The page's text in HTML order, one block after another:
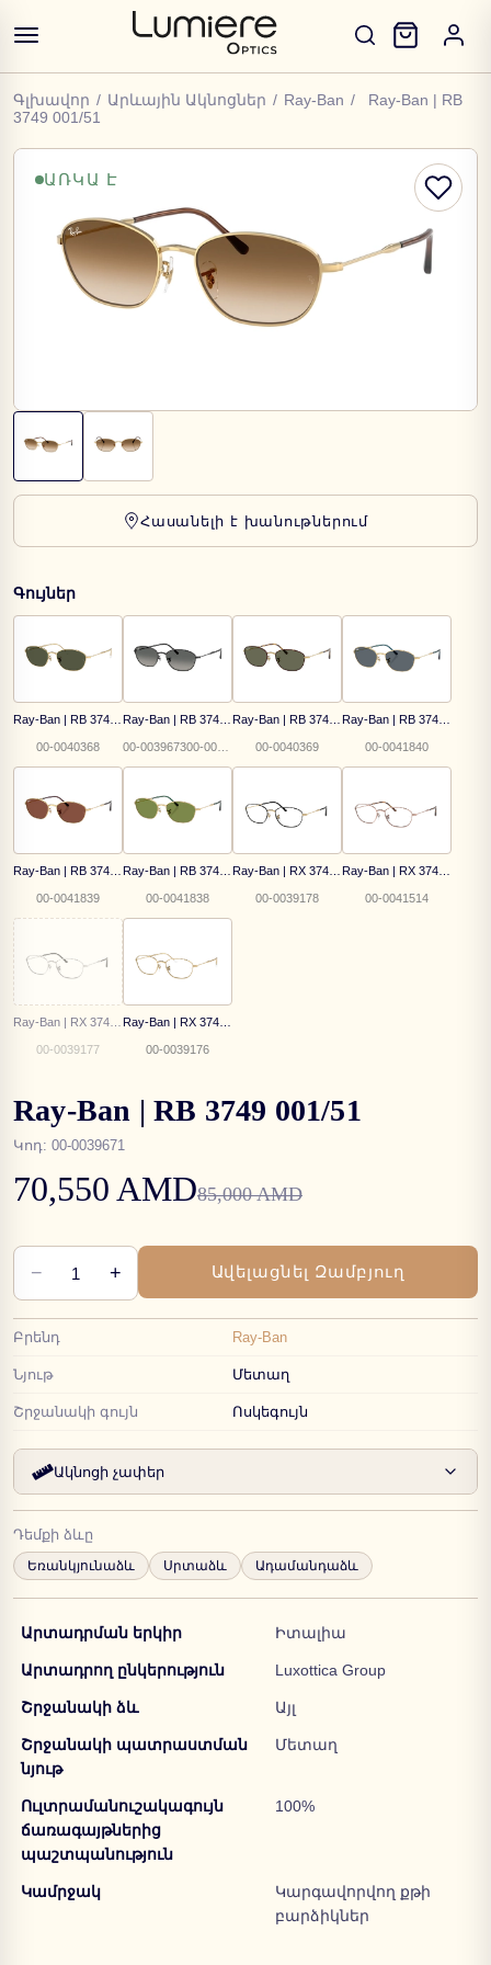
Գլխավոր / Արևային Ակնոցներ / Ray-Ban /
Ray-Ban | RB
3749 001/51
ԱՌԿԱ Է
Հասանելի է խանութներում
Գույներ
00-0040368 00-0040369 00-0041840
00-0041839 00-0041838 00-0039178 00-0041514
00-0039177 00-0039176
Ray-Ban | RB 3749 001/51
Կոդ: 00-0039671
70,550 AMD85,000 AMD
− 1 + Ավելացնել Զամբյուղ
Բրենդ Ray-Ban
Նյութ Մետաղ
Շրջանակի գույն Ոսկեգույն
Ակնոցի չափեր
Դեմքի ձևը
Եռանկյունաձև Սրտաձև Ադամանդաձև
Արտադրման երկիր Իտալիա
Արտադրող ընկերություն Luxottica Group
Շրջանակի ձև Այլ
Շրջանակի պատրաստման
նյութ
Մետաղ
Ուլտրամանուշակագույն
ճառագայթներից
պաշտպանություն
100%
Կամրջակ
Կարգավորվող քթի
բարձիկներ